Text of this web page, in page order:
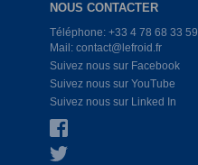
NOUS CONTACTER
Téléphone: +33 4 78 68 33 59
Mail: contact@lefroid.fr
Suivez nous sur Facebook
Suivez nous sur YouTube
Suivez nous sur Linked In